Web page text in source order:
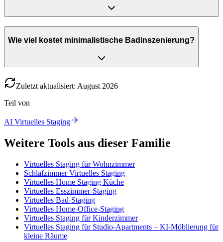
Wie viel kostet minimalistische Badinszenierung?
Zuletzt aktualisiert: August 2026
Teil von
AI Virtuelles Staging
Weitere Tools aus dieser Familie
Virtuelles Staging für Wohnzimmer
Schlafzimmer Virtuelles Staging
Virtuelles Home Staging Küche
Virtuelles Esszimmer-Staging
Virtuelles Bad-Staging
Virtuelles Home-Office-Staging
Virtuelles Staging für Kinderzimmer
Virtuelles Staging für Studio-Apartments – KI-Möblierung für
kleine Räume